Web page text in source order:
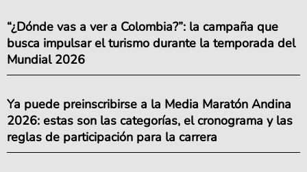
“¿Dónde vas a ver a Colombia?”: la campaña que
busca impulsar el turismo durante la temporada del
Mundial 2026
Ya puede preinscribirse a la Media Maratón Andina
2026: estas son las categorías, el cronograma y las
reglas de participación para la carrera